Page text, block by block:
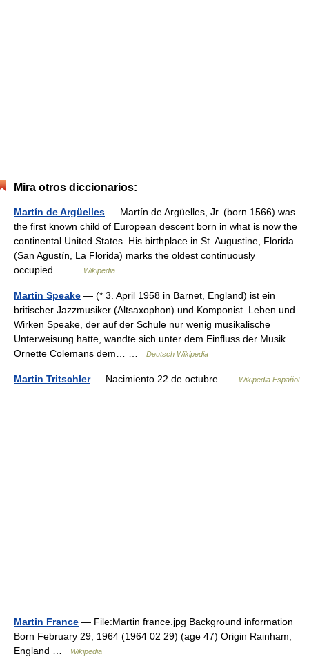
Mira otros diccionarios:
Martín de Argüelles — Martín de Argüelles, Jr. (born 1566) was
the first known child of European descent born in what is now the
continental United States. His birthplace in St. Augustine, Florida
(San Agustín, La Florida) marks the oldest continuously
occupied… …
Wikipedia
Martin Speake — (* 3. April 1958 in Barnet, England) ist ein
britischer Jazzmusiker (Altsaxophon) und Komponist. Leben und
Wirken Speake, der auf der Schule nur wenig musikalische
Unterweisung hatte, wandte sich unter dem Einfluss der Musik
Ornette Colemans dem… …
Deutsch Wikipedia
Martin Tritschler— Nacimiento 22 de octubre … Wikipedia Español
Martin France — File:Martin france.jpg Background information
Born February 29, 1964 (1964 02 29) (age 47) Origin Rainham,
England …
Wikipedia